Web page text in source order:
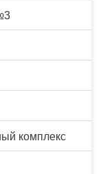
комплекс